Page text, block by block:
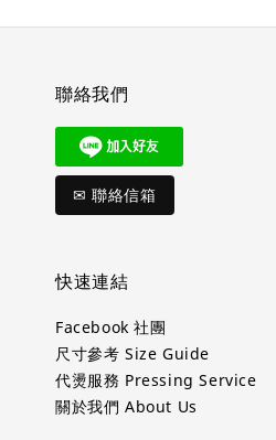
聯絡我們
✉ 聯絡信箱
快速連結
Facebook 社團
尺寸參考 Size Guide
代燙服務 Pressing Service
關於我們 About Us